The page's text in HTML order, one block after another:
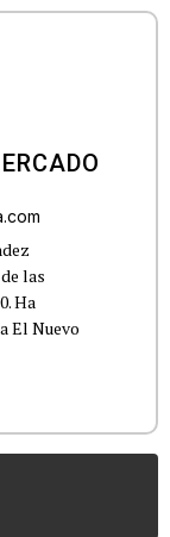
las
Ha
El Nuevo